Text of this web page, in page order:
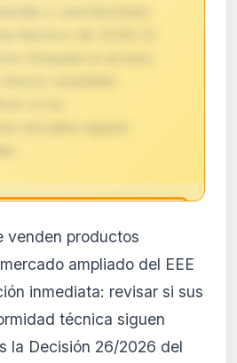
🔒
de impacto reservado
suscriptores
del impacto de esta
disponible con los planes
alertas personalizadas.
venden productos
ampliado del EEE
inmediata: revisar si sus
técnica siguen
la Decisión 26/2026 del